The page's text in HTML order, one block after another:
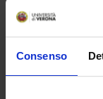
Consenso
all'insegnamento